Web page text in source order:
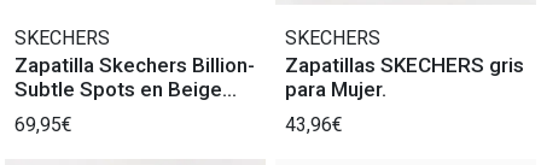
SKECHERS
Zapatilla Skechers Billion-
Subtle Spots en Beige
para Mujer
69,95€
SKECHERS
Zapatillas SKECHERS gris
para Mujer.
43,96€